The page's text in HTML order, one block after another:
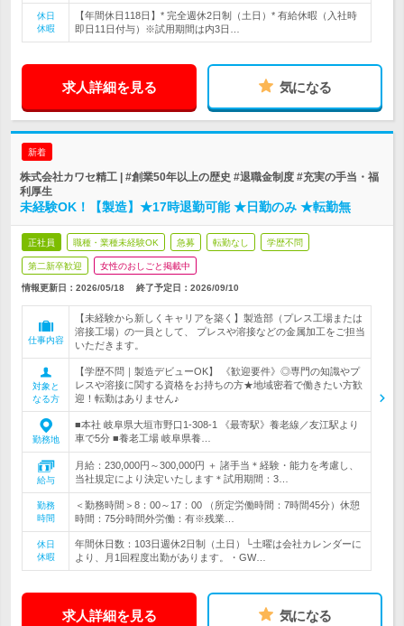
休日
休暇
【年間休日118日】* 完全週休2日制（土日）* 有給休暇（入社時
即日11日付与）※試用期間は内3日…
求人詳細を見る 気になる
新着
株式会社カワセ精工 | #創業50年以上の歴史 #退職金制度 #充実の手当・福
利厚生
未経験OK！【製造】★17時退勤可能 ★日勤のみ ★転勤無
正社員 職種・業種未経験OK 急募 転勤なし 学歴不問
第二新卒歓迎 女性のおしごと掲載中
情報更新日：2026/05/18 終了予定日： 2026/09/10
仕事内容
【未経験から新しくキャリアを築く】製造部（プレス工場または
溶接工場）の一員として、 プレスや溶接などの金属加工をご担当
いただきます。
対象と
なる方
【学歴不問｜製造デビューOK】 《歓迎要件》◎専門の知識やプ
レスや溶接に関する資格をお持ちの方★地域密着で働きたい方歓
迎！転勤はありません♪
勤務地
■本社 岐阜県大垣市野口1-308-1 《最寄駅》養老線／友江駅より
車で5分 ■養老工場 岐阜県養…
給与
月給：230,000円～300,000円 ＋ 諸手当＊経験・能力を考慮し、
当社規定により決定いたします＊試用期間：3…
勤務
時間
＜勤務時間＞8：00～17：00 （所定労働時間：7時間45分）休憩
時間：75分時間外労働：有※残業…
休日
休暇
年間休日数：103日週休2日制（土日）└土曜は会社カレンダーに
より、月1回程度出勤があります。・GW…
求人詳細を見る 気になる